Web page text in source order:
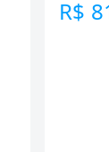
R$